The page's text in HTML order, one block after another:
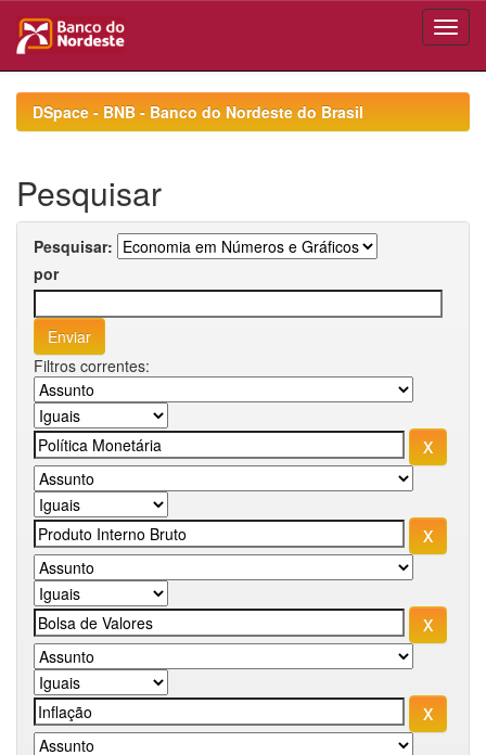
navigationDSpace - BNB - Banco do Nordeste do Brasil
Pesquisar
Pesquisar:
por
Filtros correntes: